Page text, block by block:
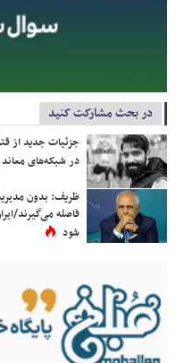
در بحث مشارکت کنید
جزئیات جدید از
در شبکه‌های معاند
ظریف: بدون
فاصله می‌گیرند/
شود